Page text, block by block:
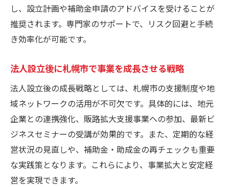
し、設立計画や補助金申請のアドバイスを受けることが
推奨されます。専門家のサポートで、リスク回避と手続
き効率化が可能です。
法人設立後に札幌市で事業を成長させる戦略
法人設立後の成長戦略としては、札幌市の支援制度や地
域ネットワークの活用が不可欠です。具体的には、地元
企業との連携強化、販路拡大支援事業への参加、最新ビ
ジネスセミナーの受講が効果的です。また、定期的な経
営状況の見直しや、補助金・助成金の再チェックも重要
な実践策となります。これらにより、事業拡大と安定経
営を実現できます。